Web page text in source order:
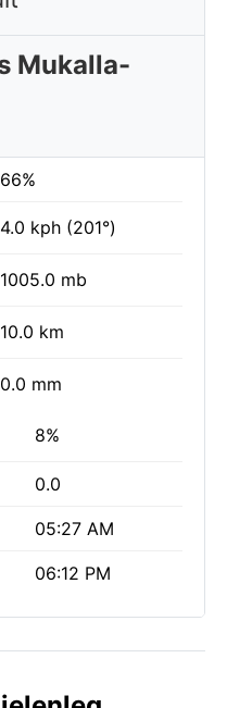
Mukalla-
66%
4.0 kph (201°)
1005.0 mb
10.0 km
0.0 mm
8%
0.0
05:27 AM
06:12 PM